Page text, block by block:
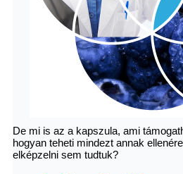
De mi is az a kapszula, ami
hogyan teheti mindezt annak
elképzelni sem tudtuk?